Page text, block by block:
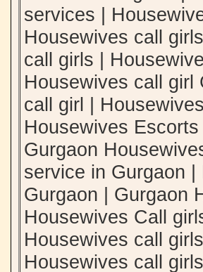
services |
Housewives call
call girls |
Housewives call girl
call girl |
Housewives
Gurgaon
service in Gurgaon
Gurgaon | Gurgaon
Housewives Call
Housewives call
Housewives call